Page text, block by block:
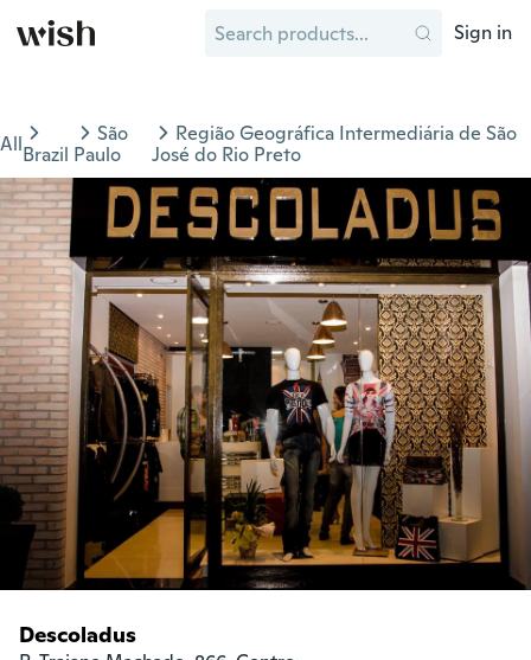
Sign in
AllBrazil
São
Paulo
Região Geográfica Intermediária de São
José do Rio Preto
Descoladus